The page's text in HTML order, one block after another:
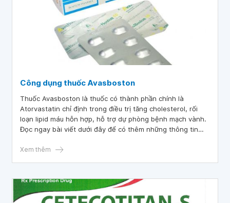
Công dụng thuốc Avasboston
Thuốc Avasboston là thuốc có thành phần chính là
Atorvastatin chỉ định trong điều trị tăng cholesterol, rối
loạn lipid máu hỗn hợp, hỗ trợ dự phòng bệnh mạch vành.
Đọc ngay bài viết dưới đây để có thêm những thông tin
Xem thêm